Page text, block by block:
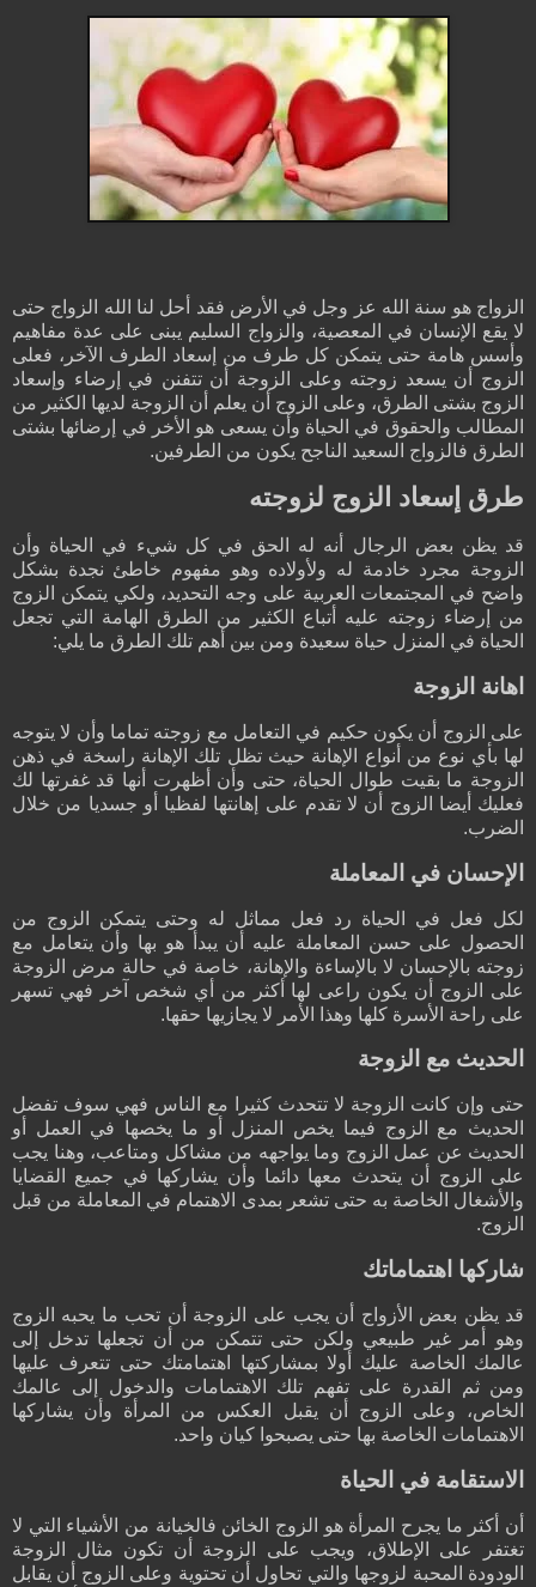
الزواج هو سنة الله عز وجل في الأرض فقد أحل لنا الله الزواج حتى
لا يقع الإنسان في المعصية، والزواج السليم يبنى على عدة مفاهيم
وأسس هامة حتى يتمكن كل طرف من إسعاد الطرف الآخر، فعلى
الزوج أن يسعد زوجته وعلى الزوجة أن تتفنن في إرضاء وإسعاد
الزوج بشتى الطرق، وعلى الزوج أن يعلم أن الزوجة لديها الكثير من
المطالب والحقوق في الحياة وأن يسعى هو الأخر في إرضائها بشتى
الطرق فالزواج السعيد الناجح يكون من الطرفين.
طرق إسعاد الزوج لزوجته
قد يظن بعض الرجال أنه له الحق في كل شيء في الحياة وأن
الزوجة مجرد خادمة له ولأولاده وهو مفهوم خاطئ نجدة بشكل
واضح في المجتمعات العربية على وجه التحديد، ولكي يتمكن الزوج
من إرضاء زوجته عليه أتباع الكثير من الطرق الهامة التي تجعل
الحياة في المنزل حياة سعيدة ومن بين أهم تلك الطرق ما يلي:
اهانة الزوجة
على الزوج أن يكون حكيم في التعامل مع زوجته تماما وأن لا يتوجه
لها بأي نوع من أنواع الإهانة حيث تظل تلك الإهانة راسخة في ذهن
الزوجة ما بقيت طوال الحياة، حتى وأن أظهرت أنها قد غفرتها لك
فعليك أيضا الزوج أن لا تقدم على إهانتها لفظيا أو جسديا من خلال
الضرب.
الإحسان في المعاملة
لكل فعل في الحياة رد فعل مماثل له وحتى يتمكن الزوج من
الحصول على حسن المعاملة عليه أن يبدأ هو بها وأن يتعامل مع
زوجته بالإحسان لا بالإساءة والإهانة، خاصة في حالة مرض الزوجة
على الزوج أن يكون راعى لها أكثر من أي شخص آخر فهي تسهر
على راحة الأسرة كلها وهذا الأمر لا يجازيها حقها.
الحديث مع الزوجة
حتى وإن كانت الزوجة لا تتحدث كثيرا مع الناس فهي سوف تفضل
الحديث مع الزوج فيما يخص المنزل أو ما يخصها في العمل أو
الحديث عن عمل الزوج وما يواجهه من مشاكل ومتاعب، وهنا يجب
على الزوج أن يتحدث معها دائما وأن يشاركها في جميع القضايا
والأشغال الخاصة به حتى تشعر بمدى الاهتمام في المعاملة من قبل
الزوج.
شاركها اهتماماتك
قد يظن بعض الأزواج أن يجب على الزوجة أن تحب ما يحبه الزوج
وهو أمر غير طبيعي ولكن حتى تتمكن من أن تجعلها تدخل إلى
عالمك الخاصة عليك أولا بمشاركتها اهتمامتك حتى تتعرف عليها
ومن ثم القدرة على تفهم تلك الاهتمامات والدخول إلى عالمك
الخاص، وعلى الزوج أن يقبل العكس من المرأة وأن يشاركها
الاهتمامات الخاصة بها حتى يصبحوا كيان واحد.
الاستقامة في الحياة
أن أكثر ما يجرح المرأة هو الزوج الخائن فالخيانة من الأشياء التي لا
تغتفر على الإطلاق، ويجب على الزوجة أن تكون مثال الزوجة
الودودة المحبة لزوجها والتي تحاول أن تحتوية وعلى الزوج أن يقابل